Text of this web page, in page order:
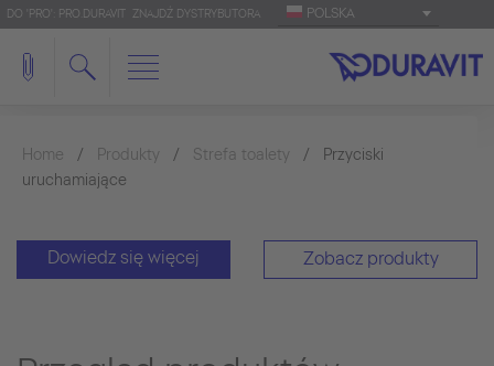
DO 'PRO': PRO.DURAVIT ZNAJDŹ DYSTRYBUTORA POLSKA
Home Produkty Strefa toalety
Przyciski
uruchamiające
Dowiedz się więcej Zobacz produkty